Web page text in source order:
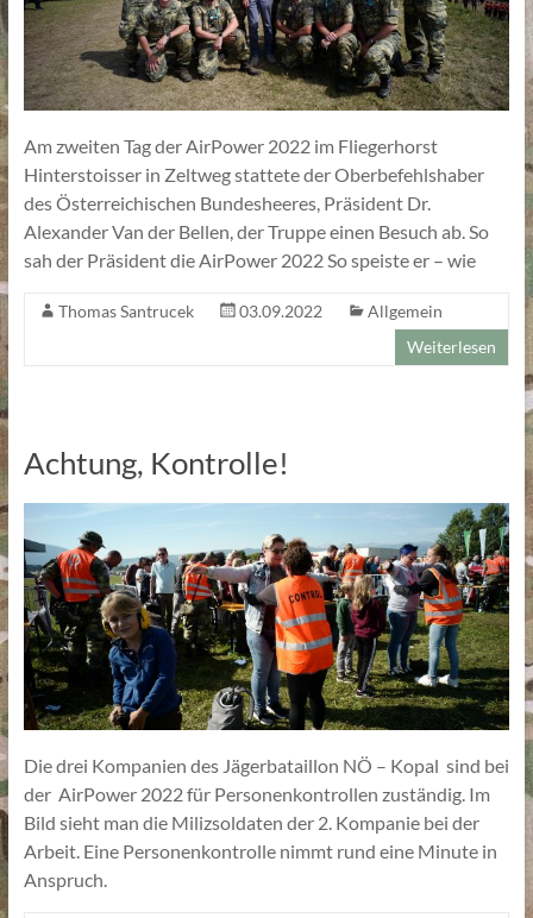
Am zweiten Tag der AirPower 2022 im Fliegerhorst
Hinterstoisser in Zeltweg stattete der Oberbefehlshaber
des Österreichischen Bundesheeres, Präsident Dr.
Alexander Van der Bellen, der Truppe einen Besuch ab. So
sah der Präsident die AirPower 2022 So speiste er – wie
Thomas Santrucek 03.09.2022
Allgemein
Weiterlesen
Achtung, Kontrolle!
Die drei Kompanien des Jägerbataillon NÖ – Kopal sind bei
der AirPower 2022 für Personenkontrollen zuständig. Im
Bild sieht man die Milizsoldaten der 2. Kompanie bei der
Arbeit. Eine Personenkontrolle nimmt rund eine Minute in
Anspruch.